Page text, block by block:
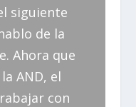
siguiente
de la
Ahora que
AND, el
con